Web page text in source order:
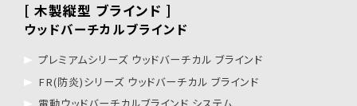
[ 木製縦型 ブラインド ]
ウッドバーチカルブラインド
プレミアムシリーズ ウッドバーチカル ブラインド
FR(防炎)シリーズ ウッドバーチカル ブラインド